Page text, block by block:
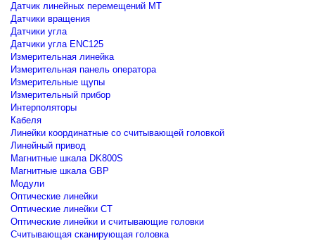
Датчик линейных перемещений MT
Датчики вращения
Датчики угла
Датчики угла ENC125
Измерительная линейка
Измерительная панель оператора
Измерительные щупы
Измерительный прибор
Интерполяторы
Кабеля
Линейки координатные со считывающей головкой
Линейный привод
Магнитные шкала DK800S
Магнитные шкала GBP
Модули
Оптические линейки
Оптические линейки CT
Оптические линейки и считывающие головки
Считывающая сканирующая головка